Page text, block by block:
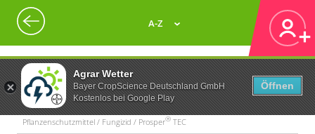
Agrar Wetter
Bayer CropScience Deutschland GmbH
Kostenlos bei Google Play
Öffnen
A-Z
Pflanzenschutzmittel / Fungizid / Prosper® TEC